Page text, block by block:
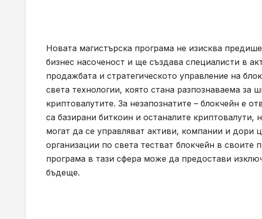
Новата магистърска програма не изисква
бизнес насоченост и ще създава специалисти в
продажбата и стратегическото управление на
света технологии, която стана разпознаваема за
криптовалутите. За незапознатите – блокчейн е
са базирани биткоин и останалите
могат да се управляват активи, компании и дори
организации по света тестват блокчейн в своите
програма в тази сфера може да предостави
бъдеще.